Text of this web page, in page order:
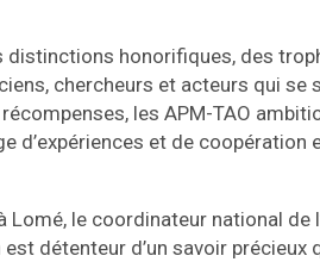
honorifiques, des
chercheurs et acteurs qui se
les APM-TAO
d’expériences et de
le coordinateur national de
détenteur d’un savoir précieux